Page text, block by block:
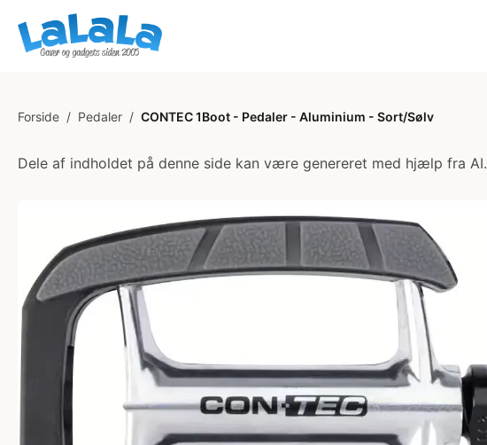
Forside / Pedaler / CONTEC 1Boot - Pedaler - Aluminium - Sort/Sølv
Dele af indholdet på denne side kan være genereret med hjælp fra AI.